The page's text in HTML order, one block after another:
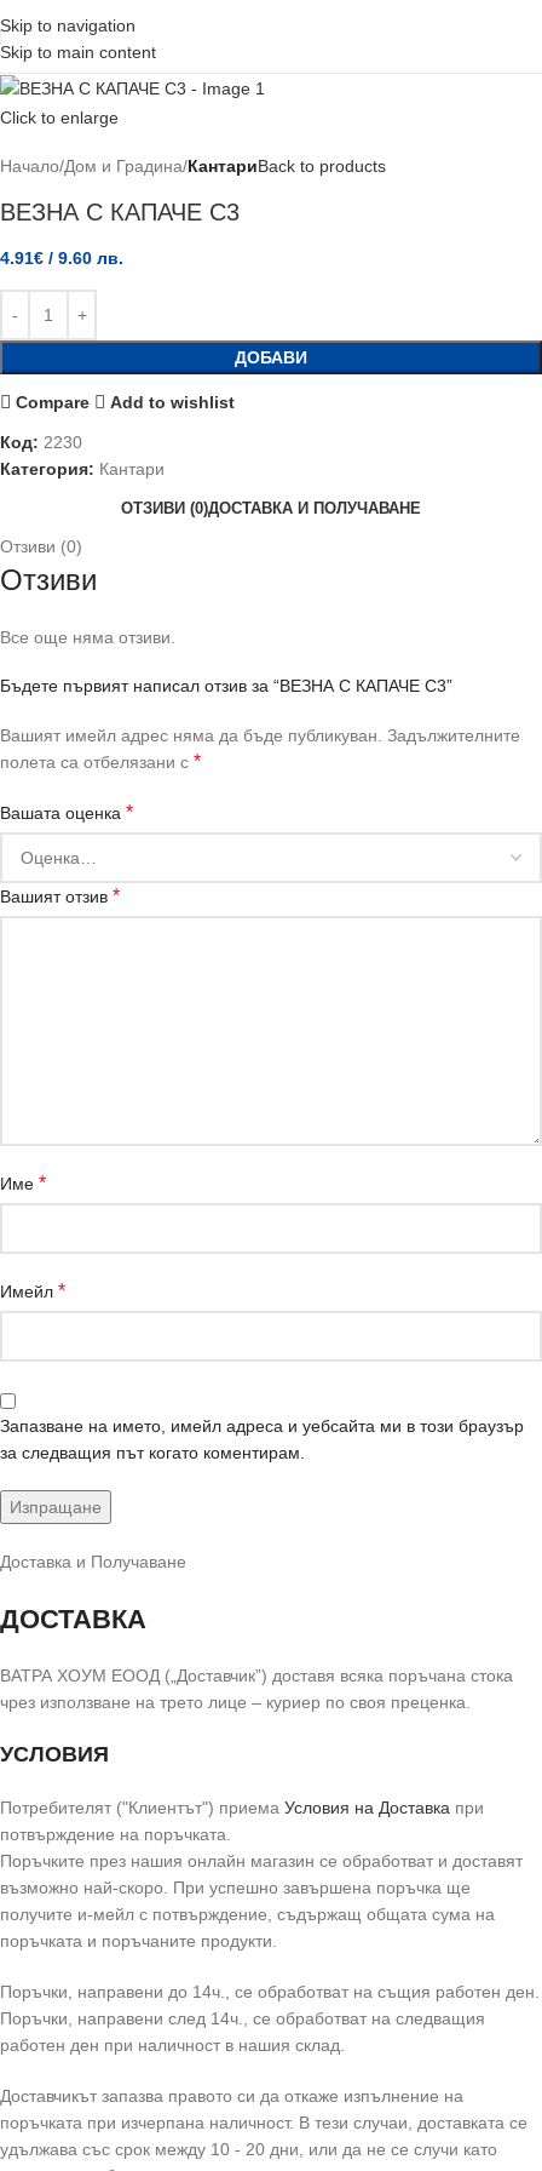
Skip to navigation
Skip to main content
Click to enlarge
Начало Дом и Градина КантариBack to products
ВЕЗНА С КАПАЧЕ C3
4.91€ / 9.60 лв.
ДОБАВИ
Compare Add to wishlist
Код: 2230
Категория: Кантари
ОТЗИВИ (0)ДОСТАВКА И ПОЛУЧАВАНЕ
Отзиви (0)
Отзиви
Все още няма отзиви.
Бъдете първият написал отзив за “ВЕЗНА С КАПАЧЕ C3”
Вашият имейл адрес няма да бъде публикуван. Задължителните
полета са отбелязани с *
Вашата оценка *
Вашият отзив *
Име *
Имейл *
Запазване на името, имейл адреса и уебсайта ми в този браузър
за следващия път когато коментирам.
Доставка и Получаване
ДОСТАВКА
ВАТРА ХОУМ ЕООД („Доставчик”) доставя всяка поръчана стока
чрез използване на трето лице – куриер по своя преценка.
УСЛОВИЯ
Потребителят ("Клиентът") приема Условия на Доставка при
потвърждение на поръчката.
Поръчките през нашия онлайн магазин се обработват и доставят
възможно най-скоро. При успешно завършена поръчка ще
получите и-мейл с потвърждение, съдържащ общата сума на
поръчката и поръчаните продукти.
Поръчки, направени до 14ч., се обработват на същия работен ден.
Поръчки, направени след 14ч., се обработват на следващия
работен ден при наличност в нашия склад.
Доставчикът запазва правото си да откаже изпълнение на
поръчката при изчерпана наличност. В тези случаи, доставката се
удължава със срок между 10 - 20 дни, или да не се случи като